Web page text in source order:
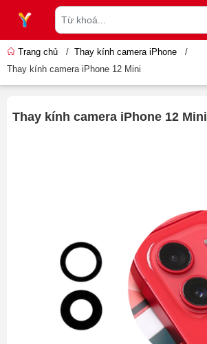
Trang chủ / Thay kính camera iPhone
/
Thay kính camera iPhone 12 Mini
Thay kính camera iPhone 12 Mini